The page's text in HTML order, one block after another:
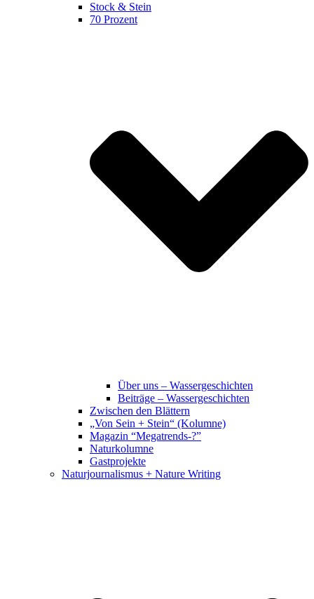
Stock & Stein
70 Prozent
Über uns – Wassergeschichten
Beiträge – Wassergeschichten
Zwischen den Blättern
„Von Sein + Stein“ (Kolumne)
Magazin “Megatrends-?”
Naturkolumne
Gastprojekte
Naturjournalismus + Nature Writing